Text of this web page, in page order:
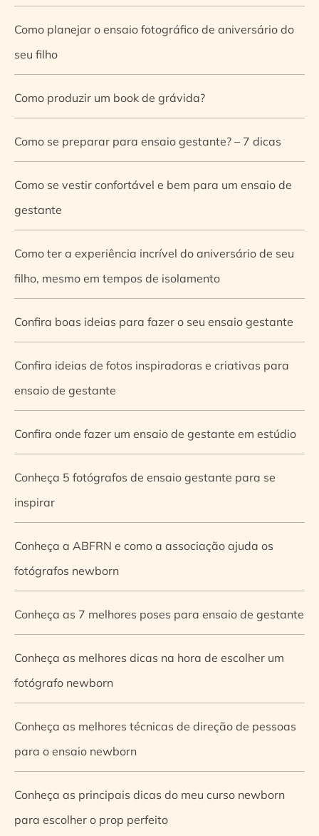
Como planejar o ensaio fotográfico de aniversário do
seu filho
Como produzir um book de grávida?
Como se preparar para ensaio gestante? – 7 dicas
Como se vestir confortável e bem para um ensaio de
gestante
Como ter a experiência incrível do aniversário de seu
filho, mesmo em tempos de isolamento
Confira boas ideias para fazer o seu ensaio gestante
Confira ideias de fotos inspiradoras e criativas para
ensaio de gestante
Confira onde fazer um ensaio de gestante em estúdio
Conheça 5 fotógrafos de ensaio gestante para se
inspirar
Conheça a ABFRN e como a associação ajuda os
fotógrafos newborn
Conheça as 7 melhores poses para ensaio de gestante
Conheça as melhores dicas na hora de escolher um
fotógrafo newborn
Conheça as melhores técnicas de direção de pessoas
para o ensaio newborn
Conheça as principais dicas do meu curso newborn
para escolher o prop perfeito